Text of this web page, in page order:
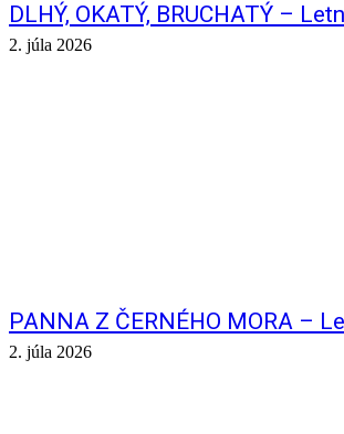
DLHÝ, OKATÝ, BRUCHATÝ –
2. júla 2026
PANNA Z ČERNÉHO MORA –
2. júla 2026